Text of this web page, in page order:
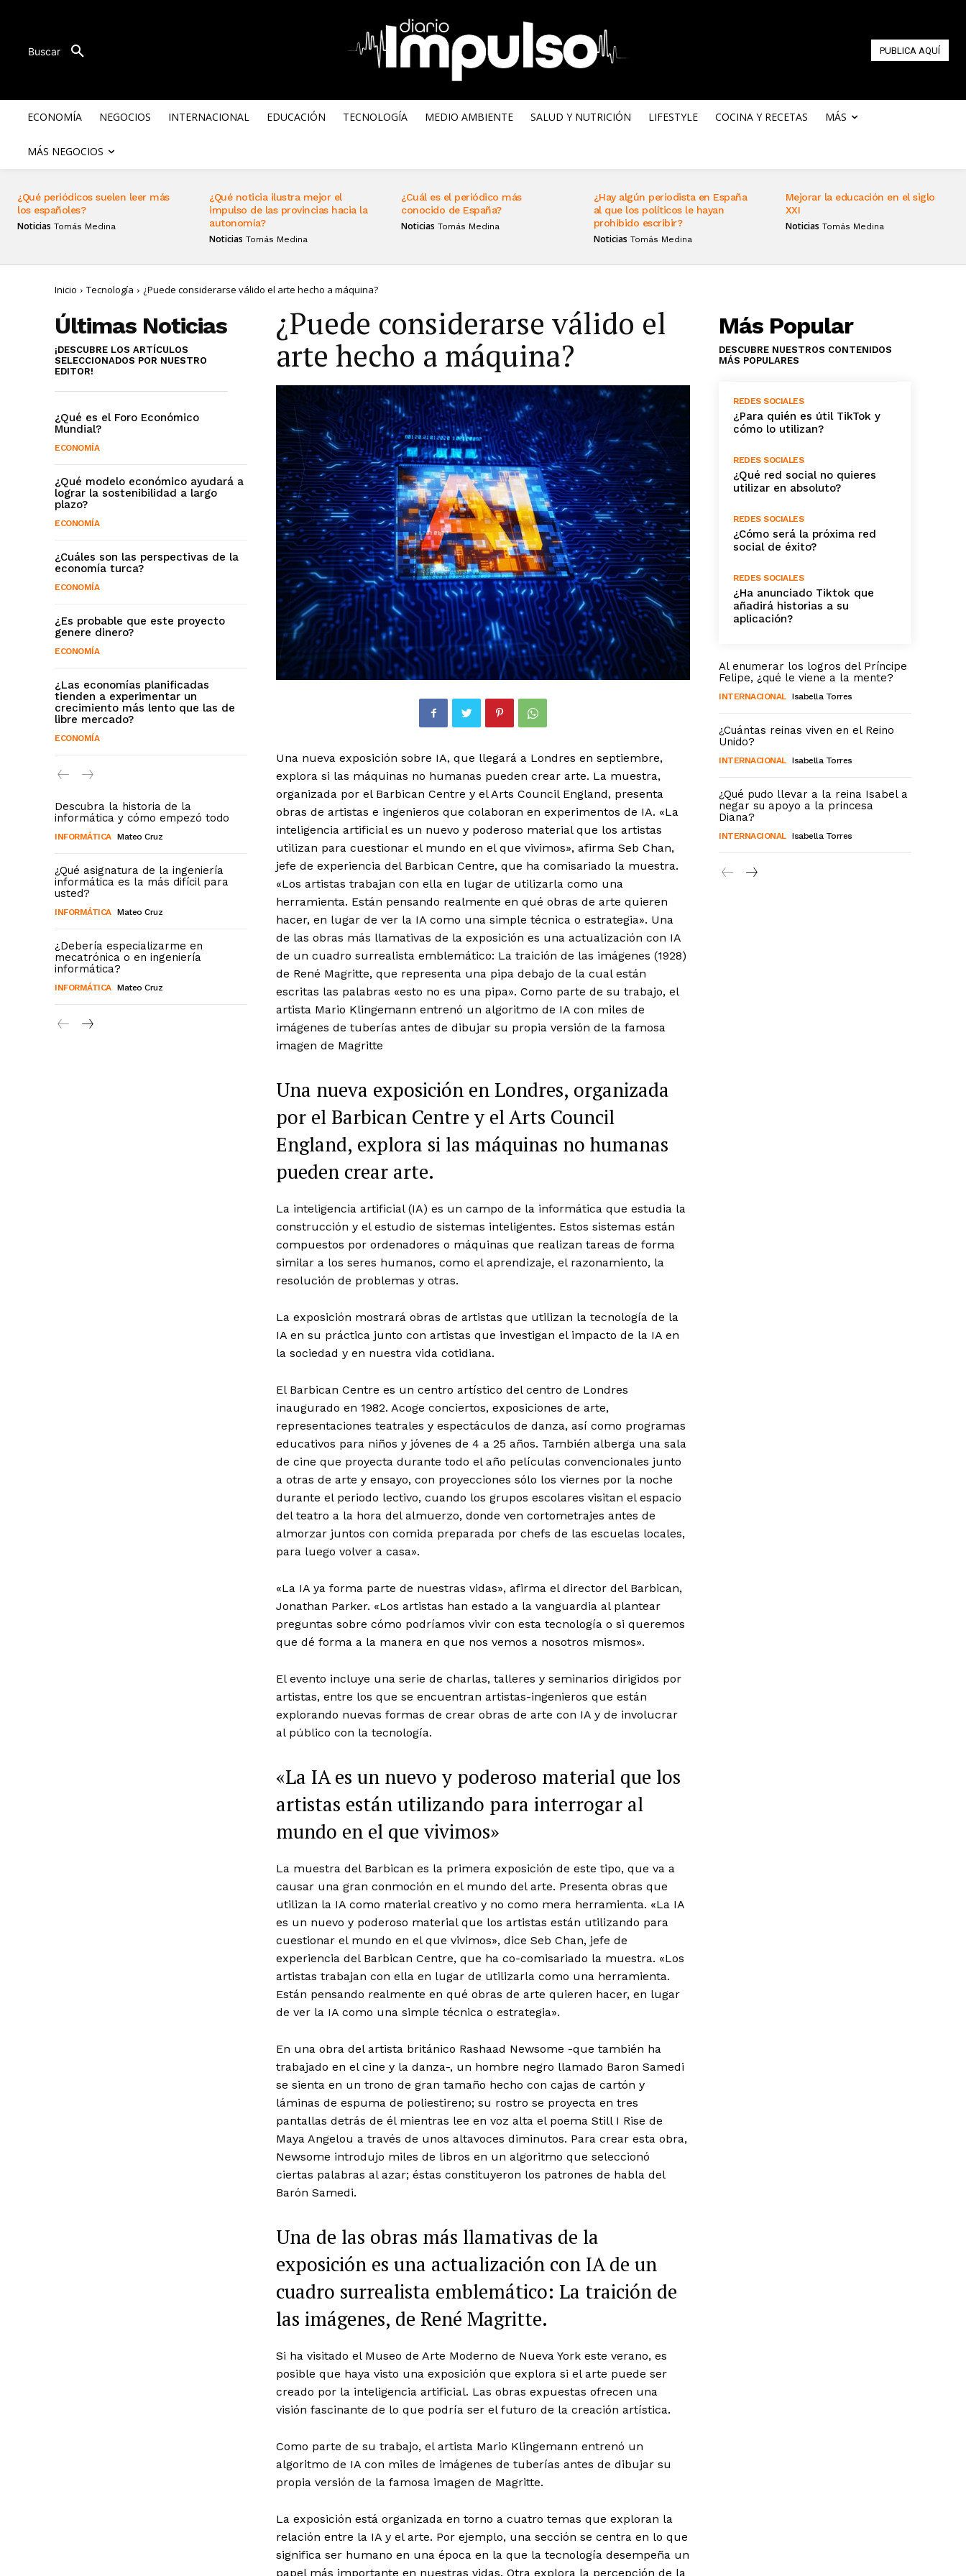
Buscar PUBLICA AQUÍ
ECONOMÍA NEGOCIOS INTERNACIONAL EDUCACIÓN TECNOLOGÍA MEDIO AMBIENTE SALUD Y NUTRICIÓN LIFESTYLE COCINA Y RECETAS MÁS
MÁS NEGOCIOS
¿Qué periódicos suelen leer más
los españoles?
Noticias Tomás Medina
¿Qué noticia ilustra mejor el
impulso de las provincias hacia la
autonomía?
Noticias Tomás Medina
¿Cuál es el periódico más
conocido de España?
Noticias Tomás Medina
¿Hay algún periodista en España
al que los políticos le hayan
prohibido escribir?
Noticias Tomás Medina
Mejorar la educación en el siglo
XXI
Noticias Tomás Medina
Inicio Tecnología ¿Puede considerarse válido el arte hecho a máquina?
Últimas Noticias
¡DESCUBRE LOS ARTÍCULOS
SELECCIONADOS POR NUESTRO
EDITOR!
¿Qué es el Foro Económico
Mundial?
ECONOMÍA
¿Qué modelo económico ayudará a
lograr la sostenibilidad a largo
plazo?
ECONOMÍA
¿Cuáles son las perspectivas de la
economía turca?
ECONOMÍA
¿Es probable que este proyecto
genere dinero?
ECONOMÍA
¿Las economías planificadas
tienden a experimentar un
crecimiento más lento que las de
libre mercado?
ECONOMÍA
Descubra la historia de la
informática y cómo empezó todo
INFORMÁTICA Mateo Cruz
¿Qué asignatura de la ingeniería
informática es la más difícil para
usted?
INFORMÁTICA Mateo Cruz
¿Debería especializarme en
mecatrónica o en ingeniería
informática?
INFORMÁTICA Mateo Cruz
¿Puede considerarse válido el
arte hecho a máquina?
Una nueva exposición sobre IA, que llegará a Londres en septiembre,
explora si las máquinas no humanas pueden crear arte. La muestra,
organizada por el Barbican Centre y el Arts Council England, presenta
obras de artistas e ingenieros que colaboran en experimentos de IA. «La
inteligencia artificial es un nuevo y poderoso material que los artistas
utilizan para cuestionar el mundo en el que vivimos», afirma Seb Chan,
jefe de experiencia del Barbican Centre, que ha comisariado la muestra.
«Los artistas trabajan con ella en lugar de utilizarla como una
herramienta. Están pensando realmente en qué obras de arte quieren
hacer, en lugar de ver la IA como una simple técnica o estrategia». Una
de las obras más llamativas de la exposición es una actualización con IA
de un cuadro surrealista emblemático: La traición de las imágenes (1928)
de René Magritte, que representa una pipa debajo de la cual están
escritas las palabras «esto no es una pipa». Como parte de su trabajo, el
artista Mario Klingemann entrenó un algoritmo de IA con miles de
imágenes de tuberías antes de dibujar su propia versión de la famosa
imagen de Magritte
Una nueva exposición en Londres, organizada
por el Barbican Centre y el Arts Council
England, explora si las máquinas no humanas
pueden crear arte.
La inteligencia artificial (IA) es un campo de la informática que estudia la
construcción y el estudio de sistemas inteligentes. Estos sistemas están
compuestos por ordenadores o máquinas que realizan tareas de forma
similar a los seres humanos, como el aprendizaje, el razonamiento, la
resolución de problemas y otras.
La exposición mostrará obras de artistas que utilizan la tecnología de la
IA en su práctica junto con artistas que investigan el impacto de la IA en
la sociedad y en nuestra vida cotidiana.
El Barbican Centre es un centro artístico del centro de Londres
inaugurado en 1982. Acoge conciertos, exposiciones de arte,
representaciones teatrales y espectáculos de danza, así como programas
educativos para niños y jóvenes de 4 a 25 años. También alberga una sala
de cine que proyecta durante todo el año películas convencionales junto
a otras de arte y ensayo, con proyecciones sólo los viernes por la noche
durante el periodo lectivo, cuando los grupos escolares visitan el espacio
del teatro a la hora del almuerzo, donde ven cortometrajes antes de
almorzar juntos con comida preparada por chefs de las escuelas locales,
para luego volver a casa».
«La IA ya forma parte de nuestras vidas», afirma el director del Barbican,
Jonathan Parker. «Los artistas han estado a la vanguardia al plantear
preguntas sobre cómo podríamos vivir con esta tecnología o si queremos
que dé forma a la manera en que nos vemos a nosotros mismos».
El evento incluye una serie de charlas, talleres y seminarios dirigidos por
artistas, entre los que se encuentran artistas-ingenieros que están
explorando nuevas formas de crear obras de arte con IA y de involucrar
al público con la tecnología.
«La IA es un nuevo y poderoso material que los
artistas están utilizando para interrogar al
mundo en el que vivimos»
La muestra del Barbican es la primera exposición de este tipo, que va a
causar una gran conmoción en el mundo del arte. Presenta obras que
utilizan la IA como material creativo y no como mera herramienta. «La IA
es un nuevo y poderoso material que los artistas están utilizando para
cuestionar el mundo en el que vivimos», dice Seb Chan, jefe de
experiencia del Barbican Centre, que ha co-comisariado la muestra. «Los
artistas trabajan con ella en lugar de utilizarla como una herramienta.
Están pensando realmente en qué obras de arte quieren hacer, en lugar
de ver la IA como una simple técnica o estrategia».
En una obra del artista británico Rashaad Newsome -que también ha
trabajado en el cine y la danza-, un hombre negro llamado Baron Samedi
se sienta en un trono de gran tamaño hecho con cajas de cartón y
láminas de espuma de poliestireno; su rostro se proyecta en tres
pantallas detrás de él mientras lee en voz alta el poema Still I Rise de
Maya Angelou a través de unos altavoces diminutos. Para crear esta obra,
Newsome introdujo miles de libros en un algoritmo que seleccionó
ciertas palabras al azar; éstas constituyeron los patrones de habla del
Barón Samedi.
Una de las obras más llamativas de la
exposición es una actualización con IA de un
cuadro surrealista emblemático: La traición de
las imágenes, de René Magritte.
Si ha visitado el Museo de Arte Moderno de Nueva York este verano, es
posible que haya visto una exposición que explora si el arte puede ser
creado por la inteligencia artificial. Las obras expuestas ofrecen una
visión fascinante de lo que podría ser el futuro de la creación artística.
Como parte de su trabajo, el artista Mario Klingemann entrenó un
algoritmo de IA con miles de imágenes de tuberías antes de dibujar su
propia versión de la famosa imagen de Magritte.
La exposición está organizada en torno a cuatro temas que exploran la
relación entre la IA y el arte. Por ejemplo, una sección se centra en lo que
significa ser humano en una época en la que la tecnología desempeña un
papel más importante en nuestras vidas. Otra explora la percepción de la
Más Popular
DESCUBRE NUESTROS CONTENIDOS
MÁS POPULARES
REDES SOCIALES
¿Para quién es útil TikTok y
cómo lo utilizan?
REDES SOCIALES
¿Qué red social no quieres
utilizar en absoluto?
REDES SOCIALES
¿Cómo será la próxima red
social de éxito?
REDES SOCIALES
¿Ha anunciado Tiktok que
añadirá historias a su
aplicación?
Al enumerar los logros del Príncipe
Felipe, ¿qué le viene a la mente?
INTERNACIONAL Isabella Torres
¿Cuántas reinas viven en el Reino
Unido?
INTERNACIONAL Isabella Torres
¿Qué pudo llevar a la reina Isabel a
negar su apoyo a la princesa
Diana?
INTERNACIONAL Isabella Torres